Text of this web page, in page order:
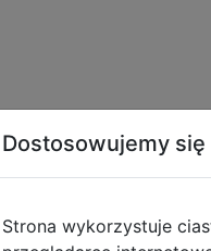
Dostosowujemy
Strona wykorzystuje